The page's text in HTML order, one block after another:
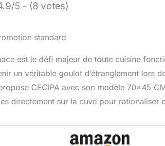
5 - (8 votes)
est le défi majeur de toute cuisine
un véritable goulot d’étranglement lors
CECIPA avec son modèle 70×45
directement sur la cuve pour rationaliser